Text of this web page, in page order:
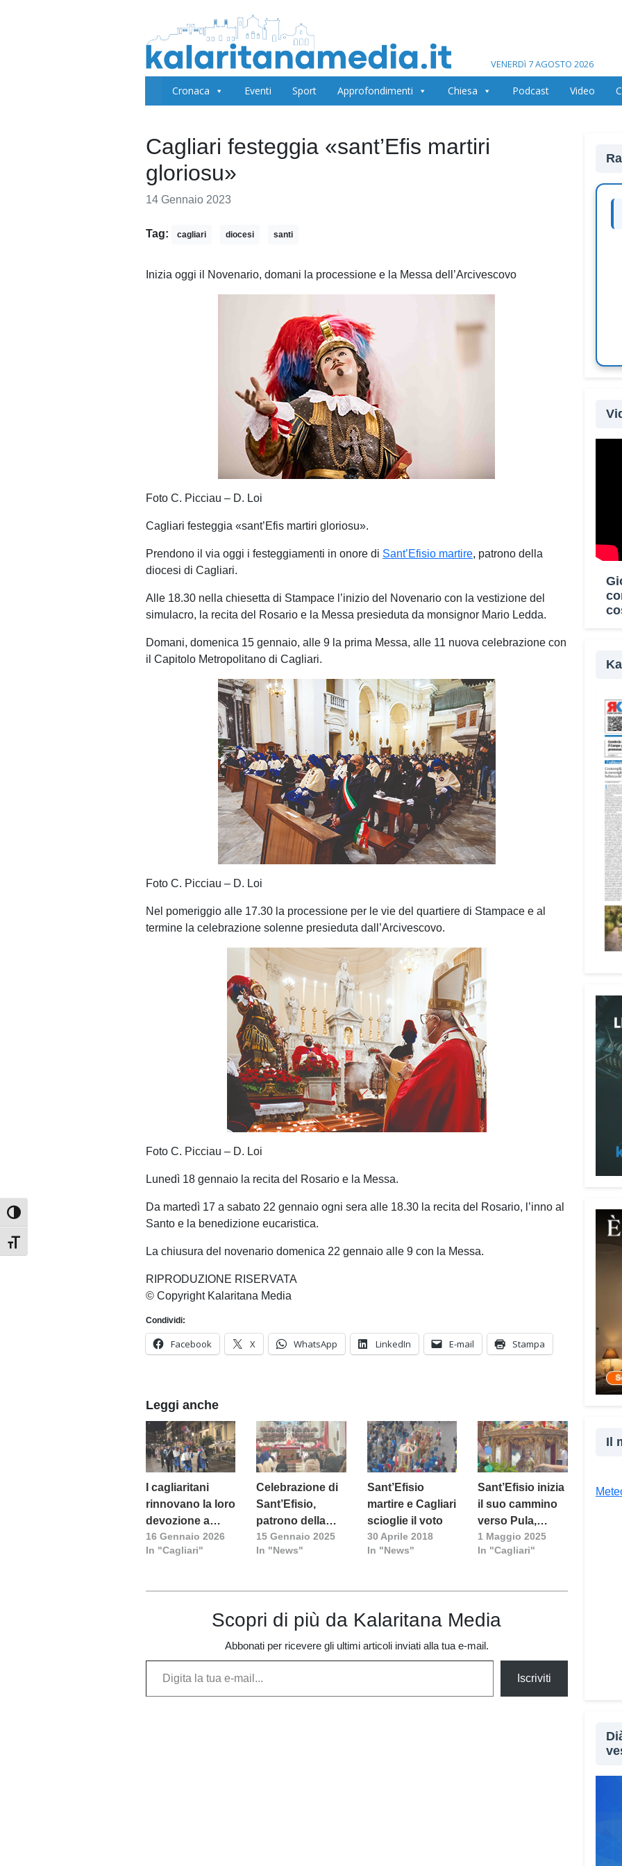
Attiva/disattiva alto contrasto
Attiva/disattiva dimensione testo
VENERDì 7 AGOSTO 2026
Cronaca Eventi Sport Approfondimenti Chiesa Podcast Video
Cagliari festeggia «sant’Efis martiri
gloriosu»
14 Gennaio 2023
Tag: cagliari diocesi santi
Inizia oggi il Novenario, domani la processione e la Messa dell’Arcivescovo
Foto C. Picciau – D. Loi
Cagliari festeggia «sant’Efis martiri gloriosu».
Prendono il via oggi i festeggiamenti in onore di Sant’Efisio martire, patrono della
diocesi di Cagliari.
Alle 18.30 nella chiesetta di Stampace l’inizio del Novenario con la vestizione del
simulacro, la recita del Rosario e la Messa presieduta da monsignor Mario Ledda.
Domani, domenica 15 gennaio, alle 9 la prima Messa, alle 11 nuova celebrazione con
il Capitolo Metropolitano di Cagliari.
Foto C. Picciau – D. Loi
Nel pomeriggio alle 17.30 la processione per le vie del quartiere di Stampace e al
termine la celebrazione solenne presieduta dall’Arcivescovo.
Foto C. Picciau – D. Loi
Lunedì 18 gennaio la recita del Rosario e la Messa.
Da martedì 17 a sabato 22 gennaio ogni sera alle 18.30 la recita del Rosario, l’inno al
Santo e la benedizione eucaristica.
La chiusura del novenario domenica 22 gennaio alle 9 con la Messa.
RIPRODUZIONE RISERVATA
© Copyright Kalaritana Media
Condividi:
Facebook X WhatsApp LinkedIn E-mail Stampa
Leggi anche
I cagliaritani
rinnovano la loro
devozione a
Sant’Efisio,
patrono della
16 Gennaio 2026
In "Cagliari"
Celebrazione di
Sant’Efisio,
patrono della
Diocesi
15 Gennaio 2025
In "News"
Sant’Efisio
martire e Cagliari
scioglie il voto
30 Aprile 2018
In "News"
Sant’Efisio inizia
il suo cammino
verso Pula,
luogo del suo
martirio
1 Maggio 2025
In "Cagliari"
Scopri di più da Kalaritana Media
Abbonati per ricevere gli ultimi articoli inviati alla tua e-mail.
Digita la tua e-mail...
Iscriviti
di
nel
I
agli
per
al
ai
la
Tra
Il